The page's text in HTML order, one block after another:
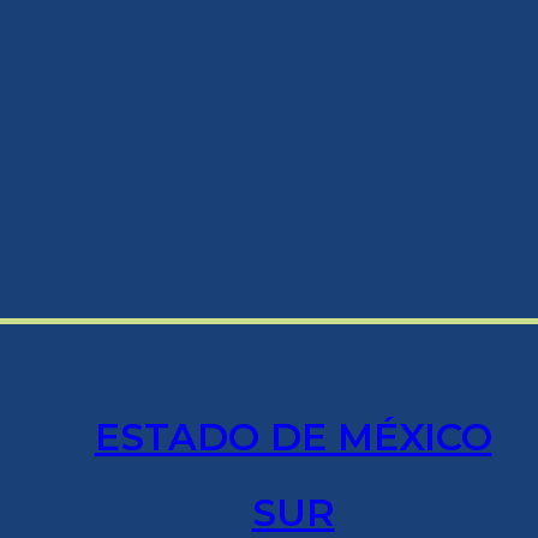
ESTADO DE MÉXICO
SUR